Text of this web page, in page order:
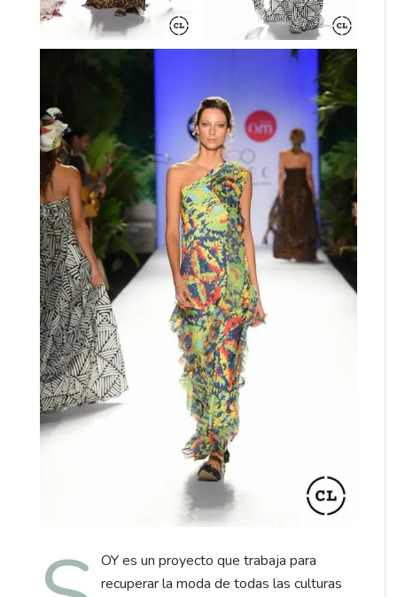
OY es un proyecto que trabaja para
recuperar la moda de todas las culturas